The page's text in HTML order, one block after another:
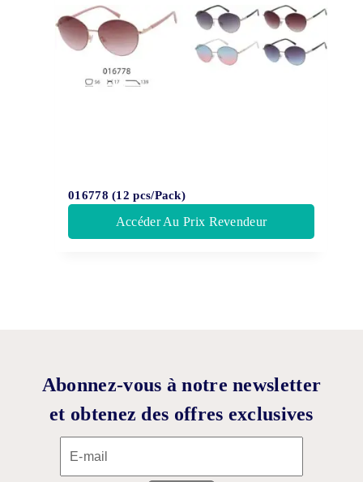
016778 (12 pcs/Pack)
Accéder Au Prix Revendeur
Abonnez-vous à notre newsletter
et obtenez des offres exclusives